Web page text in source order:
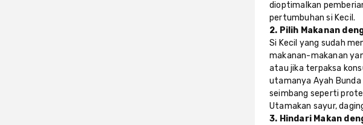
dioptimalkan
pertumbuhan si Kecil.
2. Pilih Makanan
Si Kecil yang sudah
makanan-makanan
atau jika terpaksa
utamanya Ayah
seimbang seperti
Utamakan sayur,
3. Hindari Makan